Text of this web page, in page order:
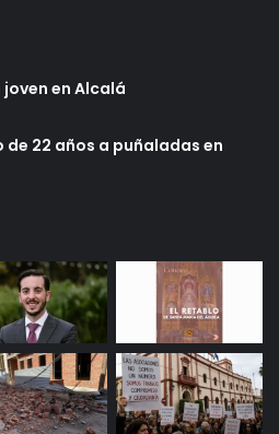
en Alcalá
22 años a puñaladas en